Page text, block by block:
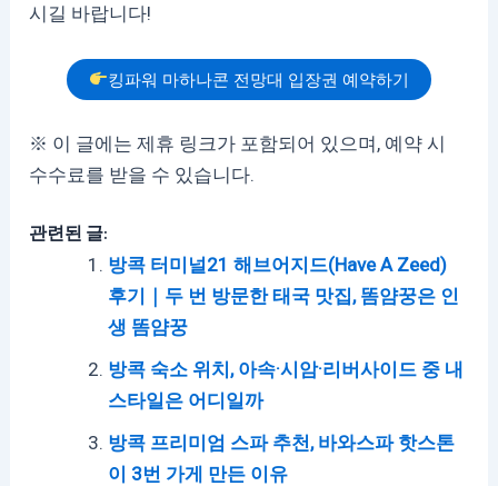
시길 바랍니다!
킹파워 마하나콘 전망대 입장권 예약하기
※ 이 글에는 제휴 링크가 포함되어 있으며, 예약 시
수수료를 받을 수 있습니다.
관련된 글:
방콕 터미널21 해브어지드(Have A Zeed)
후기｜두 번 방문한 태국 맛집, 똠얌꿍은 인
생 똠얌꿍
방콕 숙소 위치, 아속·시암·리버사이드 중 내
스타일은 어디일까
방콕 프리미엄 스파 추천, 바와스파 핫스톤
이 3번 가게 만든 이유